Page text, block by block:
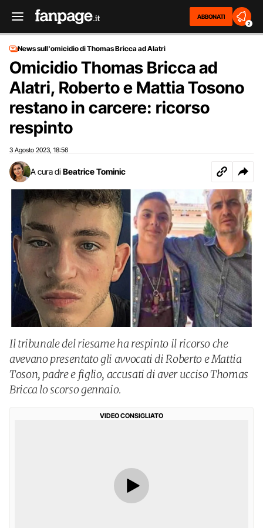
ABBONATI
2
News sull'omicidio di Thomas Bricca ad Alatri
Omicidio Thomas Bricca ad
Alatri, Roberto e Mattia Tosono
restano in carcere: ricorso
respinto
3 Agosto 2023 18:56
A cura di Beatrice Tominic
Il tribunale del riesame ha respinto il ricorso che
avevano presentato gli avvocati di Roberto e Mattia
Toson, padre e figlio, accusati di aver ucciso Thomas
Bricca lo scorso gennaio.
VIDEO CONSIGLIATO